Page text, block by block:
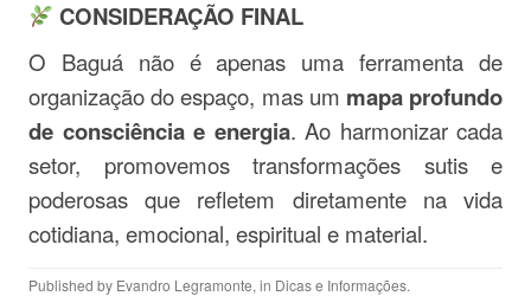
CONSIDERAÇÃO FINAL
O Baguá não é apenas uma ferramenta de
organização do espaço, mas um mapa profundo
de consciência e energia. Ao harmonizar cada
setor, promovemos transformações sutis e
poderosas que refletem diretamente na vida
cotidiana, emocional, espiritual e material.
Published by Evandro Legramonte, in Dicas e Informações.